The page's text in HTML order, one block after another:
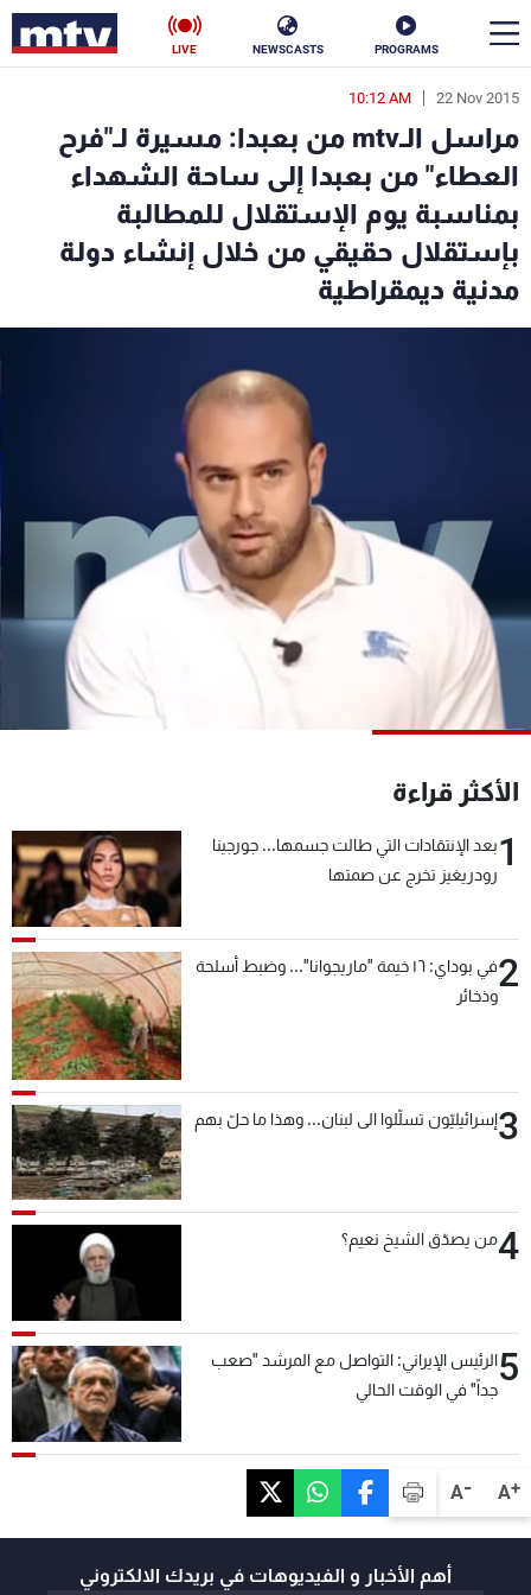
PROGRAMS
NEWSCASTS
LIVE
A+
A-
22 Nov 2015
10:12 AM
مراسل الـmtv من بعبدا: مسيرة لـ"فرح
العطاء" من بعبدا إلى ساحة الشهداء
بمناسبة يوم الإستقلال للمطالبة
بإستقلال حقيقي من خلال إنشاء دولة
مدنية ديمقراطية
الأكثر قراءة
1بعد الإنتقادات التي طالت جسمها... جورجينا
رودريغيز تخرج عن صمتها
2
في بوداي: ١٦ خيمة "ماريجوانا"... وضبط أسلحة
وذخائر
3إسرائيليّون تسلّلوا الى لبنان... وهذا ما حلّ بهم
4من يصدّق الشيخ نعيم؟
5الرئيس الإيراني: التواصل مع المرشد "صعب
جداً" في الوقت الحالي
أهم الأخبار و الفيديوهات في بريدك الالكتروني
en
الأخبار
سياسة ناس
إقتصاد
منوعات رياضة
جدول البرامج
شاهد البرامج
الترددات
عن MTV
الإنـتـاج
لاعلاناتكم
وظائف